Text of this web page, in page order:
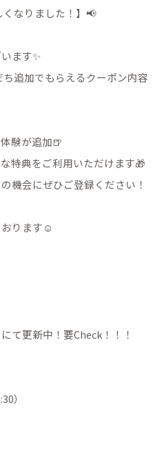
なりました！】📢
ます✨
追加でもらえるクーポン内容
験が追加🍺
特典をご利用いただけます🎁
機会にぜひご登録ください！
おります☺️
て更新中！要Check！！！
）